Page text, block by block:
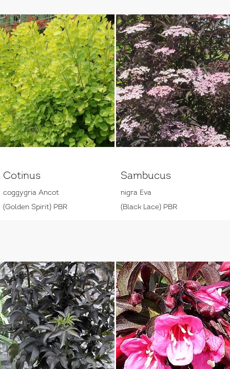
Cotinus
coggygria Ancot
(Golden Spirit) PBR
Sambucus
nigra Eva
(Black Lace) PBR